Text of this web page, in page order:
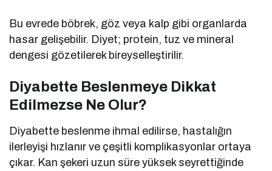
Bu evrede böbrek, göz veya kalp gibi organlarda
hasar gelişebilir. Diyet; protein, tuz ve mineral
dengesi gözetilerek bireyselleştirilir.
Diyabette Beslenmeye Dikkat
Edilmezse Ne Olur?
Diyabette beslenme ihmal edilirse, hastalığın
ilerleyişi hızlanır ve çeşitli komplikasyonlar ortaya
çıkar. Kan şekeri uzun süre yüksek seyrettiğinde